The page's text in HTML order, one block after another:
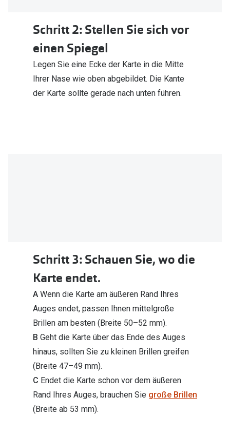
Schritt 2: Stellen Sie sich vor
einen Spiegel
Legen Sie eine Ecke der Karte in die Mitte
Ihrer Nase wie oben abgebildet. Die Kante
der Karte sollte gerade nach unten führen.
Schritt 3: Schauen Sie, wo die
Karte endet.
A Wenn die Karte am äußeren Rand Ihres
Auges endet, passen Ihnen mittelgroße
Brillen am besten (Breite 50–52 mm).
B Geht die Karte über das Ende des Auges
hinaus, sollten Sie zu kleinen Brillen greifen
(Breite 47–49 mm).
C Endet die Karte schon vor dem äußeren
Rand Ihres Auges, brauchen Sie große Brillen
(Breite ab 53 mm).